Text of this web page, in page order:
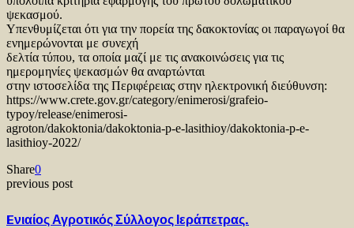
ψεκασμού.
Υπενθυμίζεται ότι για την πορεία της δακοκτονίας οι παραγωγοί θα
ενημερώνονται με συνεχή
δελτία τύπου, τα οποία μαζί με τις ανακοινώσεις για τις
ημερομηνίες ψεκασμών θα αναρτώνται
στην ιστοσελίδα της Περιφέρειας στην ηλεκτρονική διεύθυνση:
https://www.crete.gov.gr/category/enimerosi/grafeio-
typoy/release/enimerosi-
agroton/dakoktonia/dakoktonia-p-e-lasithioy/dakoktonia-p-e-
lasithioy-2022/
Share0
previous post
Eνιαίος Αγροτικός Σύλλογος Ιεράπετρας.